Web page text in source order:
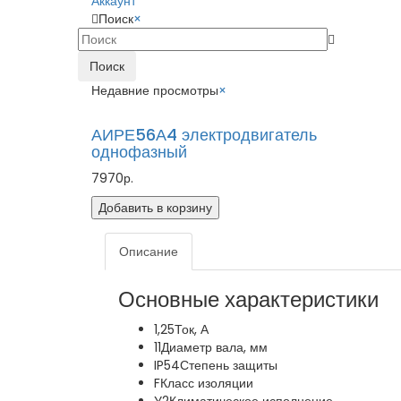
Поиск×
Поиск
Недавние просмотры×
АИРЕ56А4 электродвигатель
однофазный
7970р.
Добавить в корзину
Описание
Основные характеристики
1,25Ток, А
11Диаметр вала, мм
IP54Степень защиты
FКласс изоляции